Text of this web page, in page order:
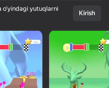
o‘yindagi yutuqlarni
Kirish